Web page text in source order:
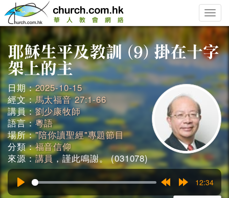
Toggle
日期：2025-10-15
經文：馬太福音 27:1-66
講員：劉少康牧師
語言：粵語
場所："陪你讀聖經"專題節目
分類：福音信仰
來源：講員，謹此鳴謝。 (031078)
Play
12:34